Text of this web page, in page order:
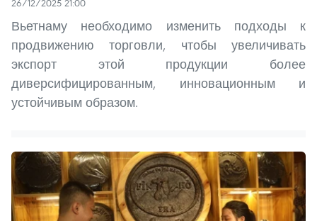
26/12/2025 21:00
Вьетнаму необходимо изменить подходы к
продвижению торговли, чтобы увеличивать
экспорт этой продукции более
диверсифицированным, инновационным и
устойчивым образом.